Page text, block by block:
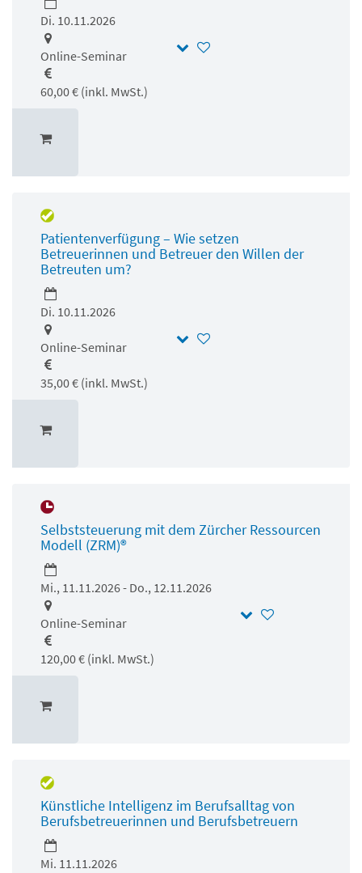
Di. 10.11.2026
Online-Seminar
60,00 € (inkl. MwSt.)
Patientenverfügung – Wie setzen
Betreuerinnen und Betreuer den Willen der
Betreuten um?
Di. 10.11.2026
Online-Seminar
35,00 € (inkl. MwSt.)
Selbststeuerung mit dem Zürcher Ressourcen
Modell (ZRM)®
Mi., 11.11.2026 - Do., 12.11.2026
Online-Seminar
120,00 € (inkl. MwSt.)
Künstliche Intelligenz im Berufsalltag von
Berufsbetreuerinnen und Berufsbetreuern
Mi. 11.11.2026